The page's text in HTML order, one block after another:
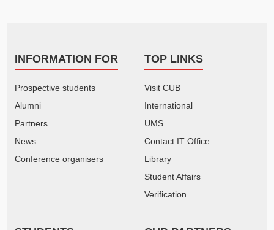
INFORMATION FOR
Prospective students
Alumni
Partners
News
Conference organisers
TOP LINKS
Visit CUB
International
UMS
Contact IT Office
Library
Student Affairs
Verification